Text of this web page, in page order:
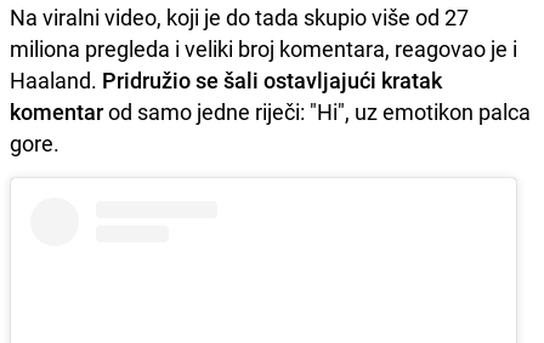
Na viralni video, koji je do tada skupio više od 27
miliona pregleda i veliki broj komentara, reagovao je i
Haaland. Pridružio se šali ostavljajući kratak
komentarod samo jedne riječi: "Hi", uz emotikon palca
gore.